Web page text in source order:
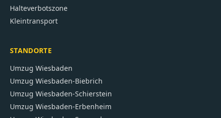
Halteverbotszone
Kleintransport
STANDORTE
Umzug Wiesbaden
Umzug Wiesbaden-Biebrich
Umzug Wiesbaden-Schierstein
Umzug Wiesbaden-Erbenheim